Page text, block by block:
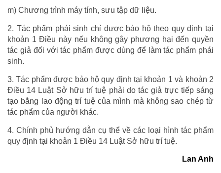
m) Chương trình máy tính, sưu tập dữ liệu.
2. Tác phẩm phái sinh chỉ được bảo hộ theo quy định tại
khoản 1 Điều này nếu không gây phương hại đến quyền
tác giả đối với tác phẩm được dùng để làm tác phẩm phái
sinh.
3. Tác phẩm được bảo hộ quy định tại khoản 1 và khoản 2
Điều 14 Luật Sở hữu trí tuệ phải do tác giả trực tiếp sáng
tạo bằng lao động trí tuệ của mình mà không sao chép từ
tác phẩm của người khác.
4. Chính phủ hướng dẫn cụ thể về các loại hình tác phẩm
quy định tại khoản 1 Điều 14 Luật Sở hữu trí tuệ.
Lan Anh